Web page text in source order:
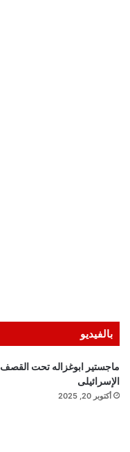
بالفيديو
ماجستير ابوغزاله تحت القصف
الإسرائيلى
أكتوبر 20, 2025